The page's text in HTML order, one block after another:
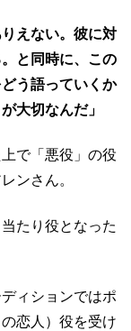
えない。彼に対
と同時に、この
う語っていくか
大切なんだ」
で「悪役」の役
ンさん。
たり役となった
ィションではポ
恋人）役を受け